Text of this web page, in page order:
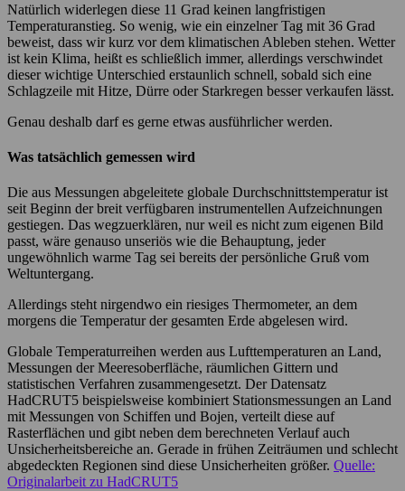
Natürlich widerlegen diese 11 Grad keinen langfristigen
Temperaturanstieg. So wenig, wie ein einzelner Tag mit 36 Grad
beweist, dass wir kurz vor dem klimatischen Ableben stehen. Wetter
ist kein Klima, heißt es schließlich immer, allerdings verschwindet
dieser wichtige Unterschied erstaunlich schnell, sobald sich eine
Schlagzeile mit Hitze, Dürre oder Starkregen besser verkaufen lässt.
Genau deshalb darf es gerne etwas ausführlicher werden.
Was tatsächlich gemessen wird
Die aus Messungen abgeleitete globale Durchschnittstemperatur ist
seit Beginn der breit verfügbaren instrumentellen Aufzeichnungen
gestiegen. Das wegzuerklären, nur weil es nicht zum eigenen Bild
passt, wäre genauso unseriös wie die Behauptung, jeder
ungewöhnlich warme Tag sei bereits der persönliche Gruß vom
Weltuntergang.
Allerdings steht nirgendwo ein riesiges Thermometer, an dem
morgens die Temperatur der gesamten Erde abgelesen wird.
Globale Temperaturreihen werden aus Lufttemperaturen an Land,
Messungen der Meeresoberfläche, räumlichen Gittern und
statistischen Verfahren zusammengesetzt. Der Datensatz
HadCRUT5 beispielsweise kombiniert Stationsmessungen an Land
mit Messungen von Schiffen und Bojen, verteilt diese auf
Rasterflächen und gibt neben dem berechneten Verlauf auch
Unsicherheitsbereiche an. Gerade in frühen Zeiträumen und schlecht
abgedeckten Regionen sind diese Unsicherheiten größer. Quelle:
Originalarbeit zu HadCRUT5